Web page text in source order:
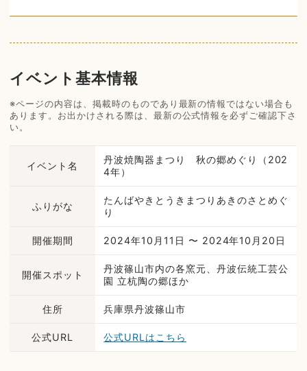
イベント基本情報
※ページの内容は、掲載時のものであり最新の情報ではない場合も
あります。お出かけされる際は、最新の公式情報を必ずご確認下さ
い。
イベント名
丹波焼陶器まつり 秋の郷めぐり（202
4年）
ふりがな
たんばやきとうきまつりあきのさとめぐ
り
開催期間 2024年10月11日 〜 2024年10月20日
開催スポット
丹波篠山市内の各窯元、丹波伝統工芸公
園 立杭陶の郷ほか
住所 兵庫県丹波篠山市
公式URL 公式URLはこちら